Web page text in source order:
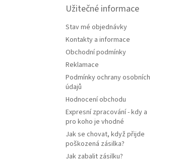
Užitečné informace
Stav mé objednávky
Kontakty a informace
Obchodní podmínky
Reklamace
Podmínky ochrany osobních
údajů
Hodnocení obchodu
Expresní zpracování - kdy a
pro koho je vhodné
Jak se chovat, když přijde
poškozená zásilka?
Jak zabalit zásilku?